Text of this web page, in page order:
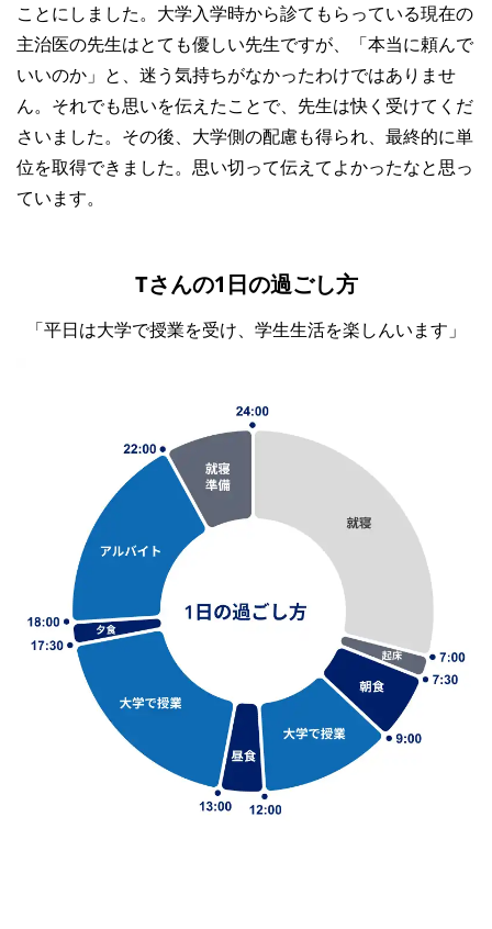
ことにしました。大学入学時から診てもらっている現在の
主治医の先生はとても優しい先生ですが、「本当に頼んで
いいのか」と、迷う気持ちがなかったわけではありませ
ん。それでも思いを伝えたことで、先生は快く受けてくだ
さいました。その後、大学側の配慮も得られ、最終的に単
位を取得できました。思い切って伝えてよかったなと思っ
ています。
Tさんの1日の過ごし方
「平日は大学で授業を受け、学生生活を楽しんいます」